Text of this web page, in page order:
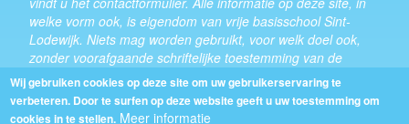
welke vorm ook, is eigendom van vrije basisschool Sint-
Lodewijk. Niets mag worden gebruikt, voor welk doel ook,
zonder voorafgaande schriftelijke toestemming van de
schooldirecteur.
Design:Kevin Van Eenoo
Wij gebruiken cookies op deze site om uw gebruikerservaring te
verbeteren. Door te surfen op deze website geeft u uw toestemming om
cookies in te stellen. Meer informatie